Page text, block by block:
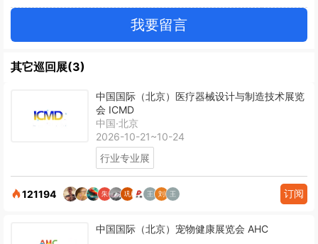
我要留言
其它巡回展(3)
中国国际（北京）医疗器械设计与制造技术展览
会 ICMD
中国·北京
2026-10-21~10-24
行业专业展
121194 订阅
中国国际（北京）宠物健康展览会 AHC